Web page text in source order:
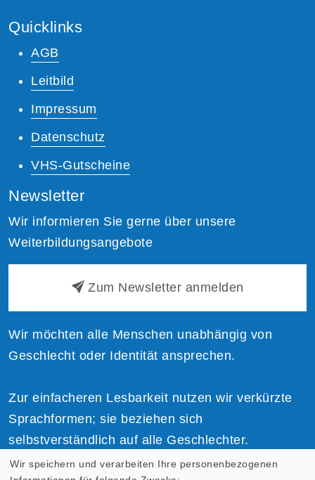
Quicklinks
AGB
Leitbild
Impressum
Datenschutz
VHS-Gutscheine
Newsletter
Wir informieren Sie gerne über unsere
Weiterbildungsangebote
Zum Newsletter anmelden
Wir möchten alle Menschen unabhängig von
Geschlecht oder Identität ansprechen.
Zur einfacheren Lesbarkeit nutzen wir verkürzte
Sprachformen; sie beziehen sich
selbstverständlich auf alle Geschlechter.
Wir speichern und verarbeiten Ihre personenbezogenen